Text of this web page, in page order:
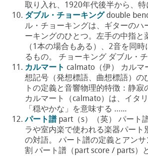
取り入れ、1920年代後半から、
ダブル・チョーキング double
ル・チョーキングは、ギターのハ
ーキングのひとつ。左手の中指と
（1本の場合もある）、2音を同
るもの。 チョーキング ダブル・
カルマート calmato（伊） カルマ
想記号（発想標語、曲想標語）の
トの定義と音響物理的特徴：静寂
カルマート（calmato）は、イタ
「穏やかな」を意味する …...
パート譜 part（s）（英） パート
ラや室内楽で使われる楽器パート
の対語。 パート譜の定義とアン
割 パート譜（part score / parts）